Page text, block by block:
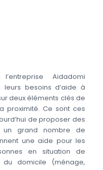
Aidadomi
besoins d’aide à
deux éléments clés de
proximité. Ce sont ces
de proposer des
un grand nombre de
une aide pour les
en situation de
domicile (ménage,